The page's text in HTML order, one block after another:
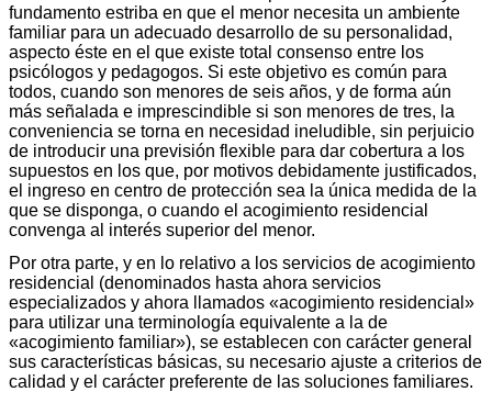
fundamento estriba en que el menor necesita un ambiente
familiar para un adecuado desarrollo de su personalidad,
aspecto éste en el que existe total consenso entre los
psicólogos y pedagogos. Si este objetivo es común para
todos, cuando son menores de seis años, y de forma aún
más señalada e imprescindible si son menores de tres, la
conveniencia se torna en necesidad ineludible, sin perjuicio
de introducir una previsión flexible para dar cobertura a los
supuestos en los que, por motivos debidamente justificados,
el ingreso en centro de protección sea la única medida de la
que se disponga, o cuando el acogimiento residencial
convenga al interés superior del menor.
Por otra parte, y en lo relativo a los servicios de acogimiento
residencial (denominados hasta ahora servicios
especializados y ahora llamados «acogimiento residencial»
para utilizar una terminología equivalente a la de
«acogimiento familiar»), se establecen con carácter general
sus características básicas, su necesario ajuste a criterios de
calidad y el carácter preferente de las soluciones familiares.